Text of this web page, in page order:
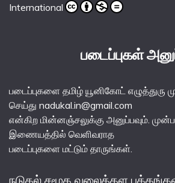
International
படைப்புகள்
படைப்புகளை தமிழ் யூனிகோட் எழுத்துரு
செய்து nadukal.in@gmail.com
என்கிற மின்னஞ்சலுக்கு அனுப்பவும்.
இணையத்தில் வெளிவராத
படைப்புகளை மட்டும் தாருங்கள்.